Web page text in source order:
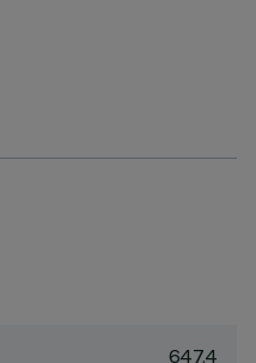
647.4